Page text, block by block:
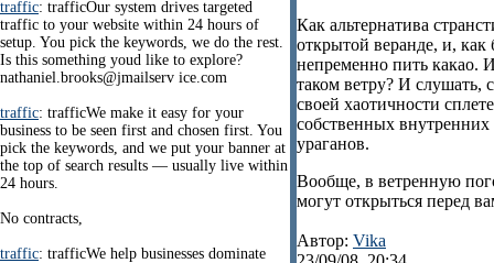
traffic: trafficOur system drives targeted
traffic to your website within 24 hours of
setup. You pick the keywords, we do the rest.
Is this something youd like to explore?
nathaniel.brooks@jmailserv ice.com
traffic: trafficWe make it easy for your
business to be seen first and chosen first. You
pick the keywords, and we put your banner at
the top of search results — usually live within
24 hours.
No contracts,
traffic: trafficWe help businesses dominate
Как альтернатива
открытой веранде, и,
непременно пить какао.
таком ветру? И слушать,
своей хаотичности
собственных внутренних
ураганов.
Вообще, в ветренную
могут открыться перед
Автор: Vika